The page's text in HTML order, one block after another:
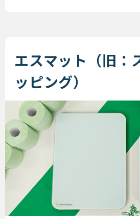
エスマット（旧：
ッピング）